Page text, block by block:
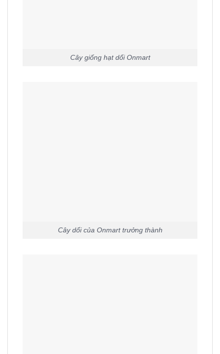
Cây giống hạt dổi Onmart
Cây dổi của Onmart trưởng thành